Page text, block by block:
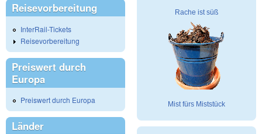
Reisevorbereitung
InterRail-Tickets
Reisevorbereitung
Preiswert durch
Europa
Preiswert durch Europa
Länder
Rache ist süß
Mist fürs Miststück